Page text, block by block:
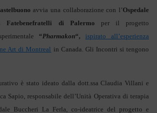
avvia una collaborazione con l’Ospedale
di Palermo per il progetto
“Pharmakon“, ispirato all’esperienza
Art di Montreal in Canada. Gli Incontri si tengono
è stato ideato dalla dott.ssa Claudia Villani e
Sapio, responsabile dell’Unità Operativa di terapia
Buccheri La Ferla, co-ideatrice del progetto e